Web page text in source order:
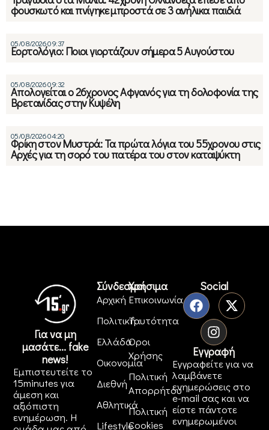
φουσκωτό και πνίγηκε μπροστά σε 3 ανήλικα παιδιά
05/08/2026 09:37
Εορτολόγιο: Ποιοι γιορτάζουν σήμερα 5 Αυγούστου
05/08/2026 09:32
Απολογείται ο 26χρονος Αφγανός για τη δολοφονία της
Βρετανίδας στην Κυψέλη
05/08/2026 04:20
Φρίκη στον Μυστρά: Τα πρώτα λόγια του 55χρονου στις
Αρχές για τη σορό του πατέρα του στον καταψύκτη
Για να μη
μασάτε... fake
news!
Εμπιστευτείτε το
15minutes για
άμεση και
αξιόπιστη
ενημέρωση. Η
Σύνδεσμοι
Αρχική
Πολιτική
Ελλάδα
Οικονομία
Διεθνή
Αθλητικά
Lifestyle
Χρήσιμα
Επικοινωνία
Ταυτότητα
Όροι
Χρήσης
Πολιτική
Απορρήτου
Πολιτική
Cookies
Social
Εγγραφή
Εγγραφείτε για να
λαμβάνετε
ενημερώσεις στο
e-mail σας και να
είστε πάντοτε
ενημερωμένοι